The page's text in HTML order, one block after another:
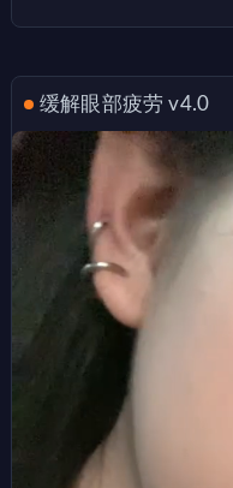
缓解眼部疲劳 v4.0